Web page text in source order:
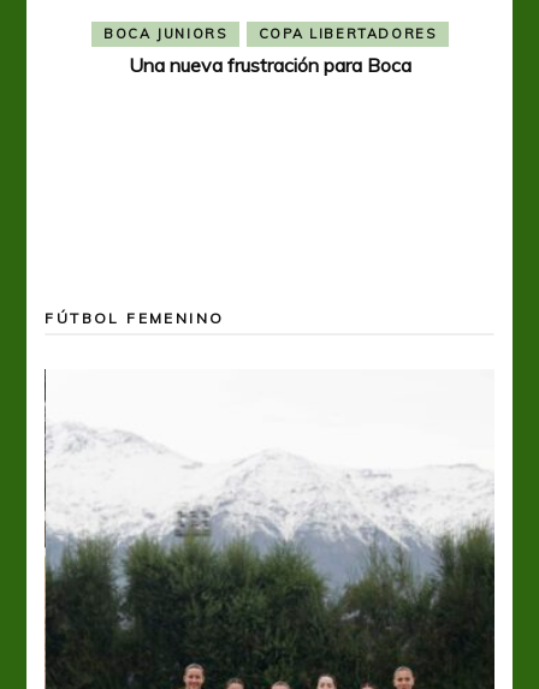
BOCA JUNIORS COPA LIBERTADORES
Una nueva frustración para Boca
FÚTBOL FEMENINO